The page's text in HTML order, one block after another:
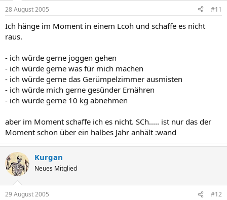
28 August 2005 #11
Ich hänge im Moment in einem Lcoh und schaffe es nicht
raus.
- ich würde gerne joggen gehen
- ich würde gerne was für mich machen
- ich würde gerne das Gerümpelzimmer ausmisten
- ich würde mich gerne gesünder Ernähren
- ich würde gerne 10 kg abnehmen
aber im Moment schaffe ich es nicht. SCh..... ist nur das der
Moment schon über ein halbes Jahr anhält :wand
Kurgan
Neues Mitglied
29 August 2005 #12